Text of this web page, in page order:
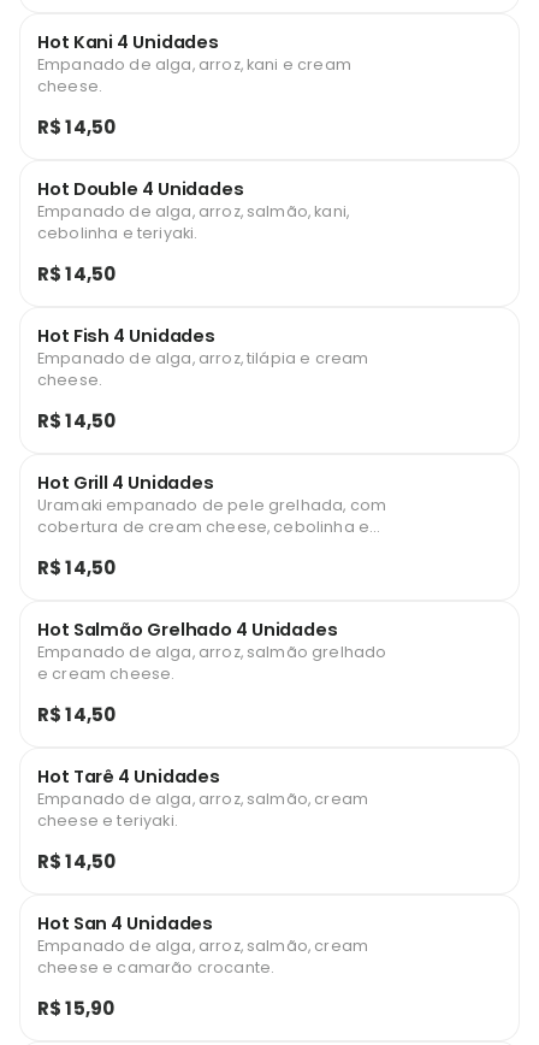
Hot Kani 4 Unidades
Empanado de alga, arroz, kani e cream
cheese.
R$ 14,50
Hot Double 4 Unidades
Empanado de alga, arroz, salmão, kani,
cebolinha e teriyaki.
R$ 14,50
Hot Fish 4 Unidades
Empanado de alga, arroz, tilápia e cream
cheese.
R$ 14,50
Hot Grill 4 Unidades
Uramaki empanado de pele grelhada, com
cobertura de cream cheese, cebolinha e
R$ 14,50
Hot Salmão Grelhado 4 Unidades
Empanado de alga, arroz, salmão grelhado
e cream cheese.
R$ 14,50
Hot Tarê 4 Unidades
Empanado de alga, arroz, salmão, cream
cheese e teriyaki.
R$ 14,50
Hot San 4 Unidades
Empanado de alga, arroz, salmão, cream
cheese e camarão crocante.
R$ 15,90